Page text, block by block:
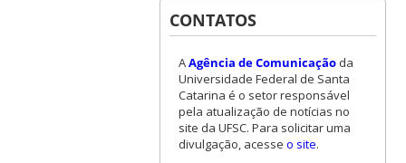
CONTATOS
AAgência de Comunicaçãoda
Universidade Federal de Santa
Catarina é o setor responsável
pela atualização de notícias no
site da UFSC. Para solicitar uma
divulgação, acesse o site.